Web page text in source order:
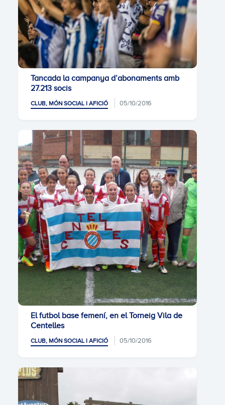
Tancada la campanya d’abonaments amb
27.213 socis
CLUB, MÓN SOCIAL I AFICIÓ 05/10/2016
El futbol base femení, en el Torneig Vila de
Centelles
CLUB, MÓN SOCIAL I AFICIÓ 05/10/2016